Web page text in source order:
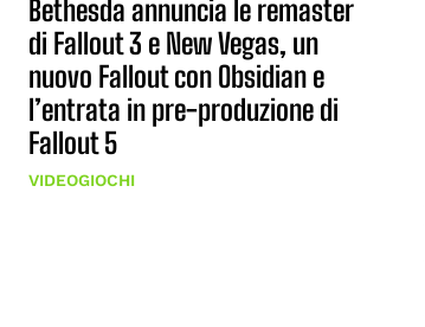
Bethesda annuncia le remaster
di Fallout 3 e New Vegas, un
nuovo Fallout con Obsidian e
l’entrata in pre-produzione di
Fallout 5
VIDEOGIOCHI